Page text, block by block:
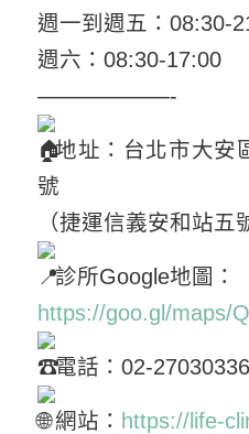
週一到週五：08:30-
週六：08:30-17:00
——————-
地址：台北市大安
號
（捷運信義安和站五
診所Google地圖：
https://goo.gl/maps/
電話：02-27030336
網站： https://life-